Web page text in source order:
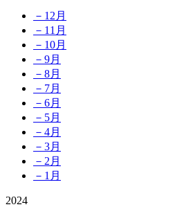
－12月
－11月
－10月
－9月
－8月
－7月
－6月
－5月
－4月
－3月
－2月
－1月
2024